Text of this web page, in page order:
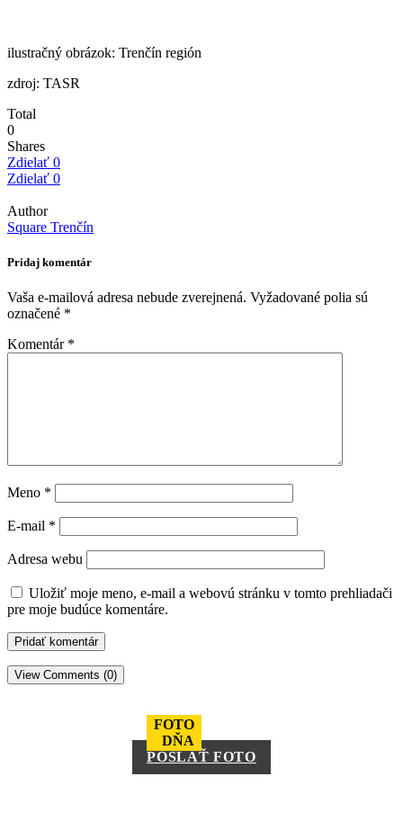
ilustračný obrázok: Trenčín región
zdroj: TASR
Total
0
Shares
Zdielať 0
Zdielať 0
Author
Square Trenčín
Pridaj komentár
Vaša e-mailová adresa nebude zverejnená. Vyžadované polia sú
označené *
Komentár *
Meno *
E-mail *
Adresa webu
Uložiť moje meno, e-mail a webovú stránku v tomto prehliadači
pre moje budúce komentáre.
View Comments (0)
FOTO
DŇA
POSLAŤ FOTO